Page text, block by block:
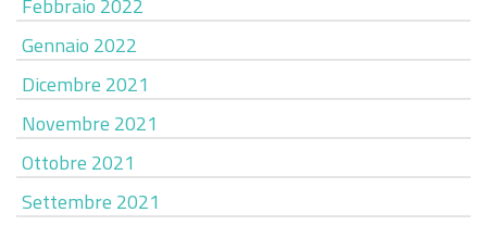
Febbraio 2022
Gennaio 2022
Dicembre 2021
Novembre 2021
Ottobre 2021
Settembre 2021